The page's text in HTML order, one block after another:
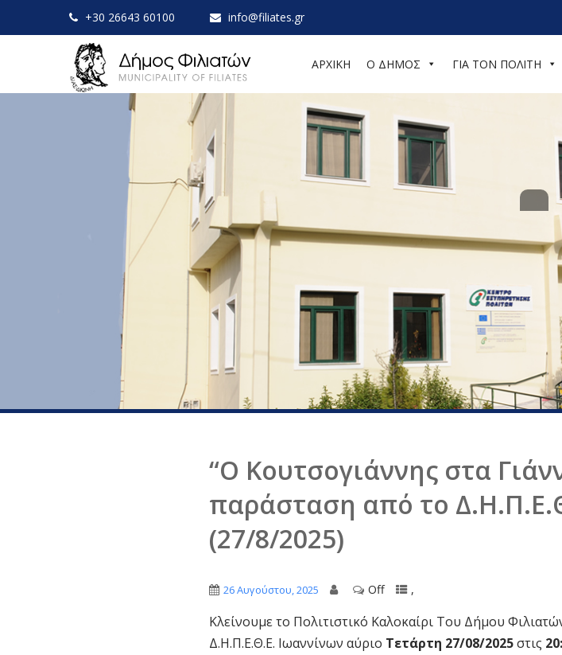
+30 26643 60100 info@filiates.gr
ΑΡΧΙΚΗ Ο ΔΗΜΟΣ ΓΙΑ ΤΟΝ ΠΟΛΙΤΗ
“Ο Κουτσογιάννης στα
παράσταση από το
(27/8/2025)
26 Αυγούστου, 2025 Off ,
Κλείνουμε το Πολιτιστικό Καλοκαίρι Του Δήμου
Δ.Η.Π.Ε.Θ.Ε. Ιωαννίνων αύριο Τετάρτη 27/08/2025στις